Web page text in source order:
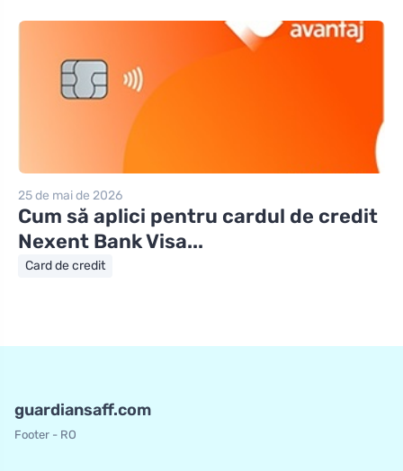
25 de mai de 2026
Cum să aplici pentru cardul de credit
Nexent Bank Visa...
Card de credit
guardiansaff.com
Footer - RO